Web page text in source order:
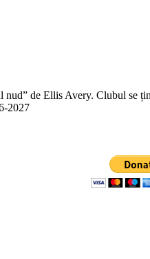
de Ellis Avery. Clubul
2027